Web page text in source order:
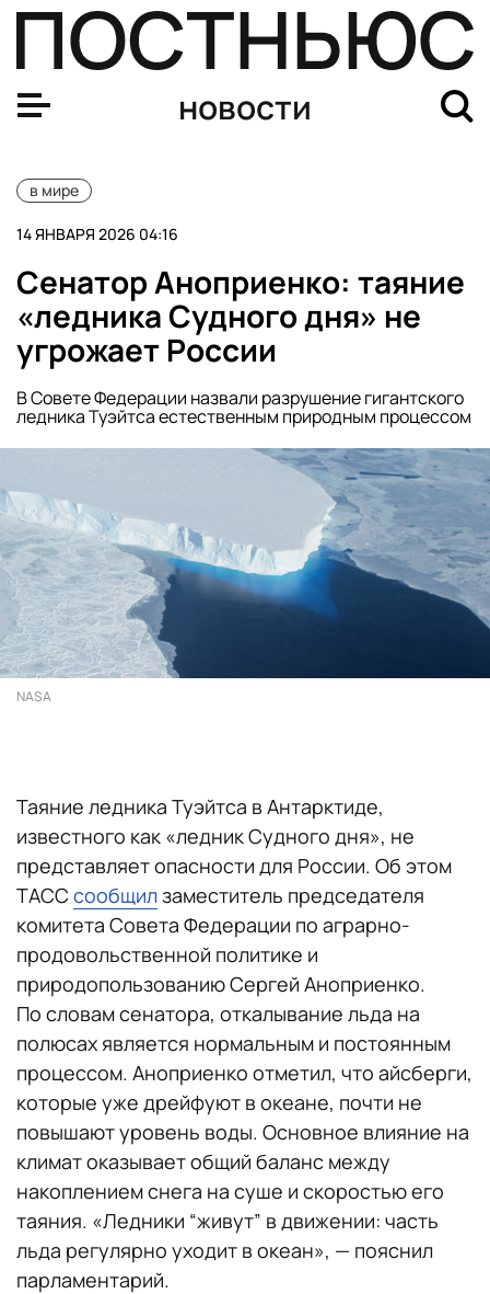
новости
в мире
14 ЯНВАРЯ 2026 04:16
Сенатор Аноприенко: таяние
«ледника Судного дня» не
угрожает России
В Совете Федерации назвали разрушение гигантского
ледника Туэйтса естественным природным процессом
NASA
Таяние ледника Туэйтса в Антарктиде,
известного как «ледник Судного дня», не
представляет опасности для России. Об этом
ТАСС сообщилзаместитель председателя
комитета Совета Федерации по аграрно-
продовольственной политике и
природопользованию Сергей Аноприенко.
По словам сенатора, откалывание льда на
полюсах является нормальным и постоянным
процессом. Аноприенко отметил, что айсберги,
которые уже дрейфуют в океане, почти не
повышают уровень воды. Основное влияние на
климат оказывает общий баланс между
накоплением снега на суше и скоростью его
таяния. «Ледники “живут” в движении: часть
льда регулярно уходит в океан», — пояснил
парламентарий.
WSJ: cтраны Персидского залива предостерегают